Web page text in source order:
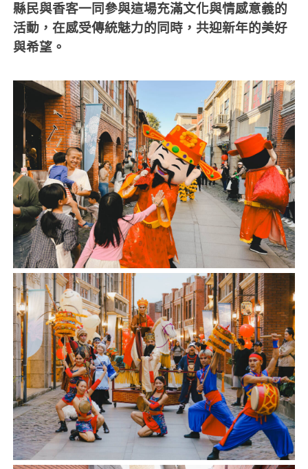
縣民與香客一同參與這場充滿文化與情感意義的
活動，在感受傳統魅力的同時，共迎新年的美好
與希望。